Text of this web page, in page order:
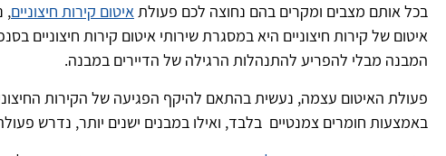
בכל אותם מצבים ומקרים בהם נחוצה לכם פעולתאיטום קירות חיצוניים,
איטום של קירות חיצוניים היא במסגרת שירותי איטום קירות
המבנה מבלי להפריע להתנהלות הרגילה של הדיירים במבנה.
פעולת האיטום עצמה, נעשית בהתאם להיקף הפגיעה של הקירות
באמצעות חומרים צמנטיים בלבד, ואילו במבנים ישנים יותר, נדרש